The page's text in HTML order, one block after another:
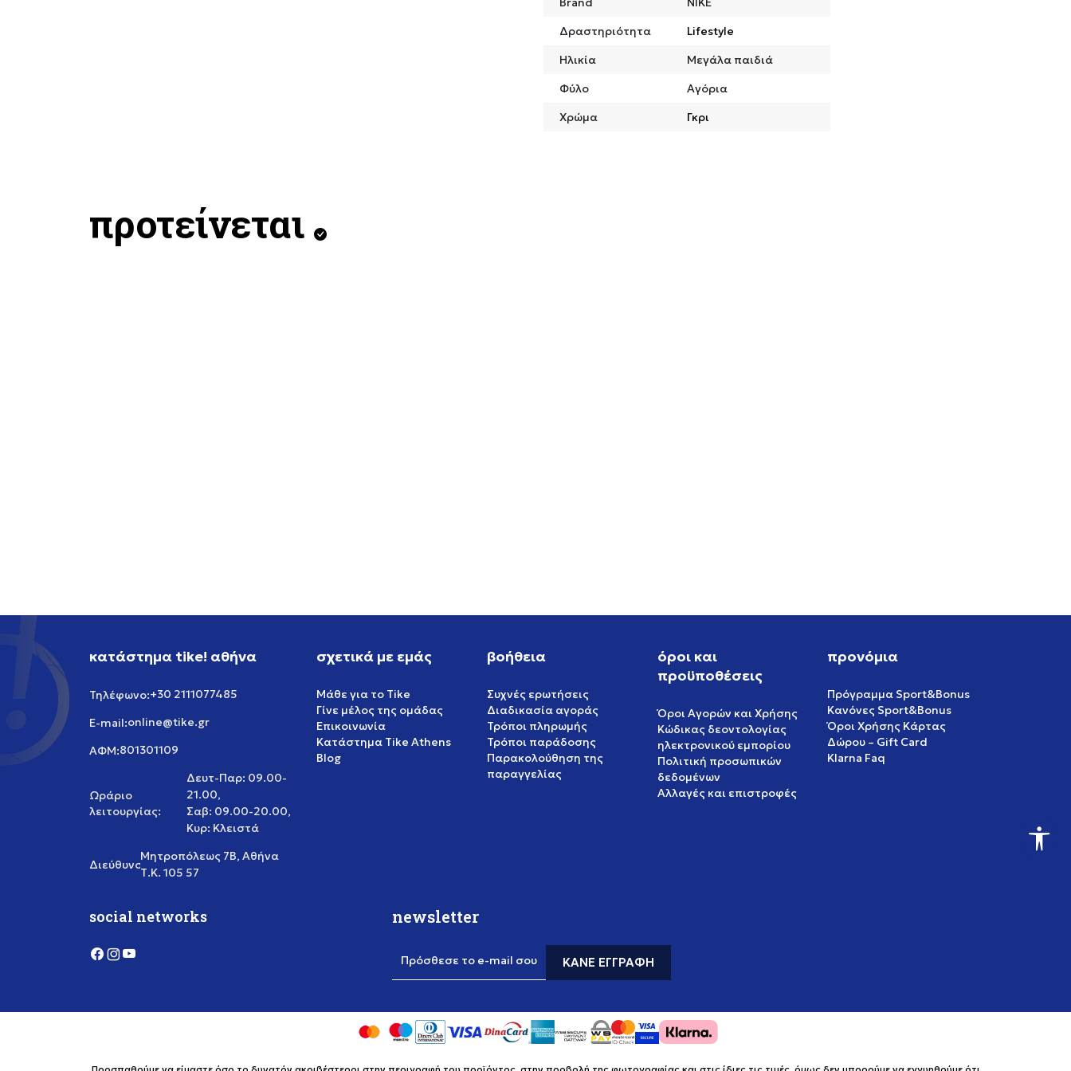
Δραστηριότητα
Lifestyle
Ηλικία
Μεγάλα παιδιά
Φύλο
Αγόρια
Χρώμα
Γκρι
προτείνεται
κατάστημα tike! αθήνα
Τηλέφωνο:+30 2111077485
E-mail:online@tike.gr
ΑΦΜ:801301109
Ωράριο
λειτουργίας:
Δευτ-Παρ: 09.00-
21.00,
Σαβ: 09.00-20.00,
Κυρ: Κλειστά
Διεύθυνση:
Μητροπόλεως 7Β, Αθήνα
Τ.Κ. 105 57
σχετικά με εμάς
Μάθε για το Tike
Γίνε μέλος της ομάδας
Επικοινωνία
Κατάστημα Tike Athens
Blog
βοήθεια
Συχνές ερωτήσεις
Διαδικασία αγοράς
Τρόποι πληρωμής
Τρόποι παράδοσης
Παρακολούθηση της
παραγγελίας
όροι και
προϋποθέσεις
Όροι Αγορών και Χρήσης
Κώδικας δεοντολογίας
ηλεκτρονικού εμπορίου
Πολιτική προσωπικών
δεδομένων
Αλλαγές και επιστροφές
προνόμια
Πρόγραμμα Sport&Bonus
Κανόνες Sport&Bonus
Όροι Χρήσης Κάρτας
Δώρου – Gift Card
Klarna Faq
social networks newsletter
Πρόσθεσε το e-mail σου ΚΆΝΕ ΕΓΓΡΑΦΉ